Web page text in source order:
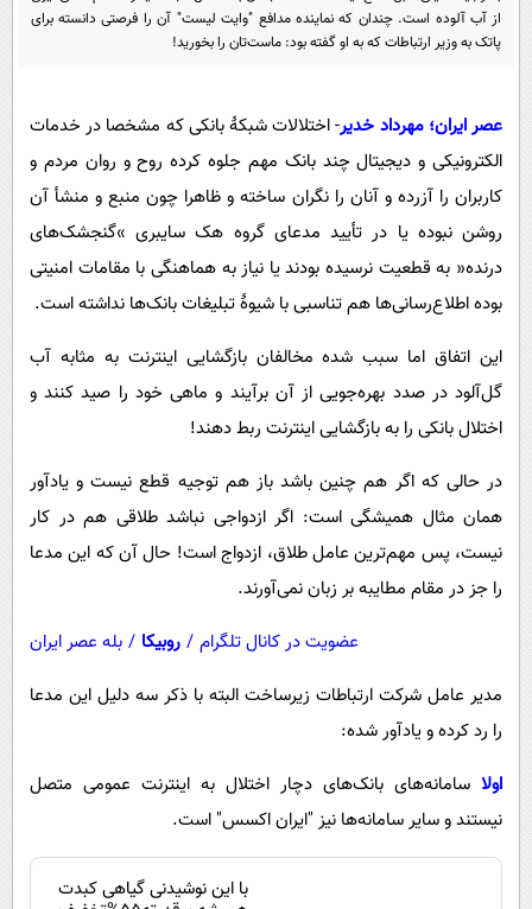
سرگرمی
محیط زیست
سلامت
فرهنگی
بین الملل
اجتماعی
حیات وحش
پیامک
روانشناسی
از آب ‌آلوده است. چندان که نماینده مدافع "وایت لیست" آن را فرصتی دانسته برای
پاتک به وزیر ارتباطات که به او گفته بود: ماست‌تان را بخورید!
عصر ایران؛ مهرداد خدیر- اختلالات شبکۀ بانکی که مشخصا در خدمات
الکترونیکی و دیجیتال چند بانک مهم جلوه کرده روح و روان مردم و
کاربران را آزرده و آنان را نگران ساخته و ظاهرا چون منبع و منشأ آن
روشن نبوده یا در تأیید مدعای گروه هک سایبری »گنجشک‌های
درنده« به قطعیت نرسیده بودند یا نیاز به هماهنگی با مقامات امنیتی
بوده اطلاع‌رسانی‌ها هم تناسبی با شیوۀ تبلیغات بانک‌ها نداشته است.
این اتفاق اما سبب شده مخالفان بازگشایی اینترنت به مثابه آب
گل‌آلود در صدد بهره‌جویی از آن برآیند و ماهی خود را صید کنند و
اختلال بانکی را به بازگشایی اینترنت ربط دهند!
در حالی که اگر هم چنین باشد باز هم توجیه قطع نیست و یادآور
همان مثال همیشگی است: اگر ازدواجی نباشد طلاقی هم در کار
نیست، پس مهم‌ترین عامل طلاق، ازدواج است! حال آن که این مدعا
را جز در مقام مطایبه بر زبان نمی‌آورند.
عضویت در کانال تلگرام / روبیکا / بله عصر ایران
مدیر عامل شرکت ارتباطات زیرساخت البته با ذکر سه دلیل این مدعا
را رد کرده و یادآور شده:
اولا سامانه‌های بانک‌های دچار اختلال به اینترنت عمومی متصل
نیستند و سایر سامانه‌ها نیز "ایران اکسس" است.
با این نوشیدنی گیاهی کبدت